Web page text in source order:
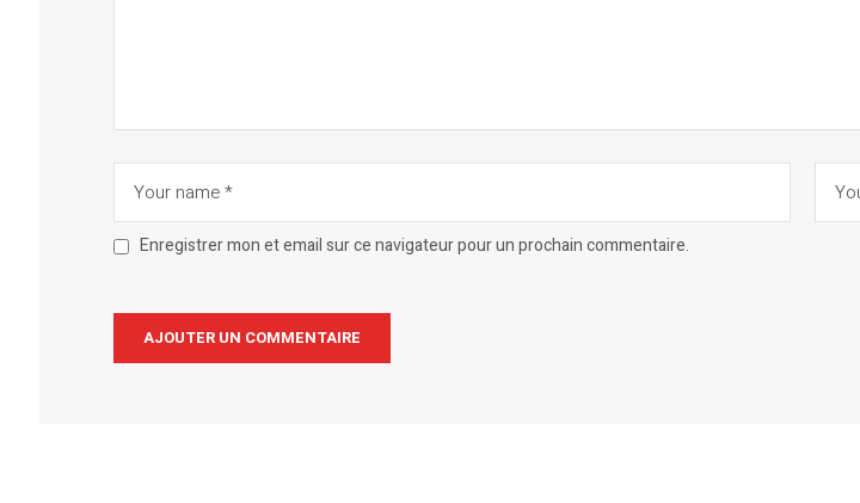
Enregistrer mon et email sur ce navigateur pour un prochain commentaire.